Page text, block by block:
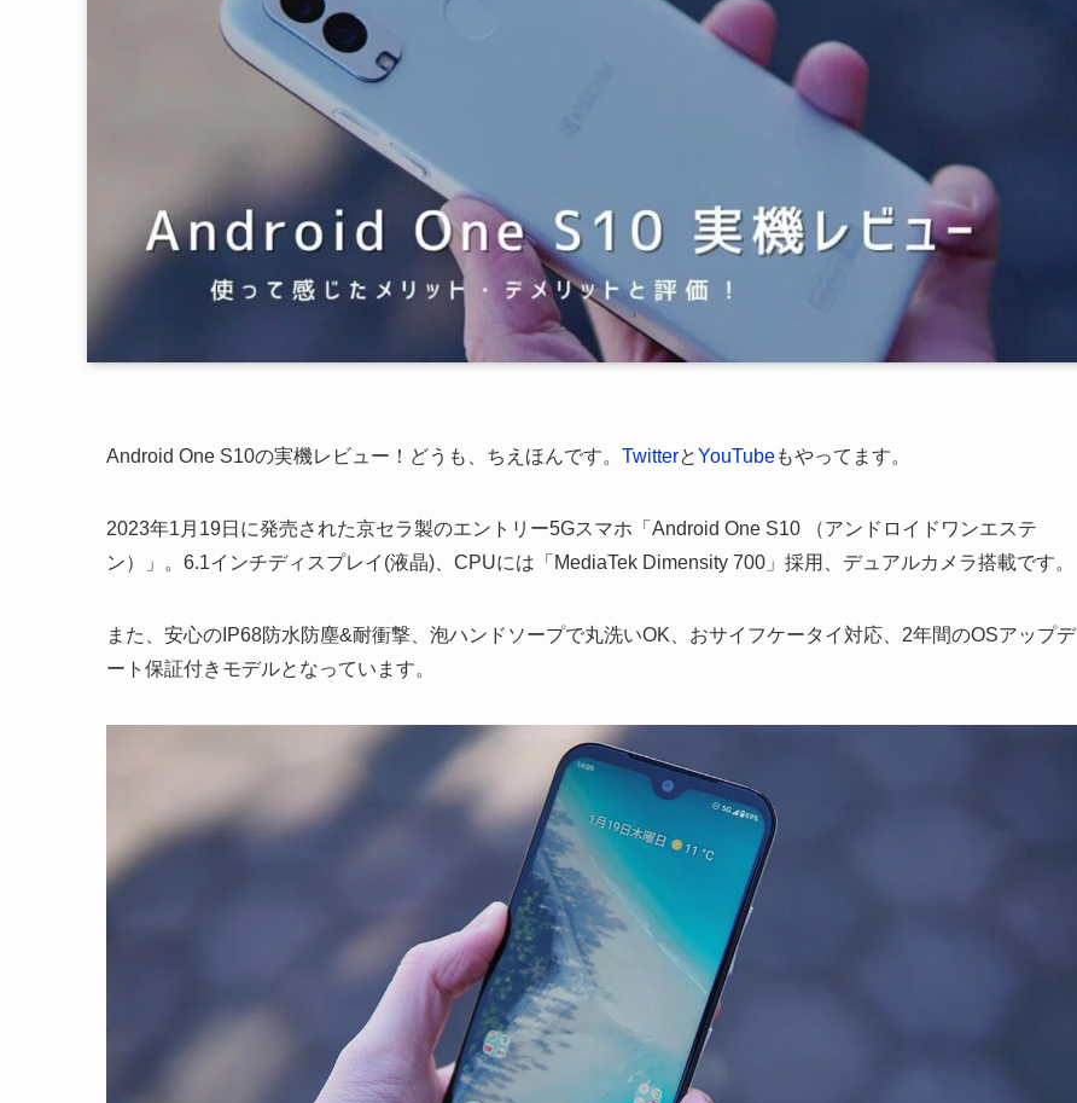
Android One S10の実機レビュー！どうも、ちえほんです。 TwitterとYouTubeもやってます。
2023年1月19日に発売された京セラ製のエントリー5Gスマホ「Android One S10 （アンドロイドワンエステ
ン）」。6.1インチディスプレイ(液晶)、CPUには「MediaTek Dimensity 700」採用、デュアルカメラ搭載です。
また、安心のIP68防水防塵&耐衝撃、泡ハンドソープで丸洗いOK、おサイフケータイ対応、2年間のOSアップデ
ート保証付きモデルとなっています。